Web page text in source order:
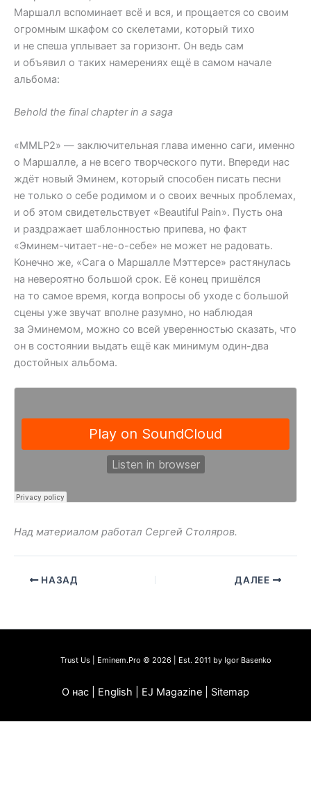
Маршалл вспоминает всё и вся, и прощается со своим
огромным шкафом со скелетами, который тихо
и не спеша уплывает за горизонт. Он ведь сам
и объявил о таких намерениях ещё в самом начале
альбома:
Behold the final chapter in a saga
«MMLP2» — заключительная глава именно саги, именно
о Маршалле, а не всего творческого пути. Впереди нас
ждёт новый Эминем, который способен писать песни
не только о себе родимом и о своих вечных проблемах,
и об этом свидетельствует «Beautiful Pain». Пусть она
и раздражает шаблонностью припева, но факт
«Эминем-читает-не-о-себе» не может не радовать.
Конечно же, «Сага о Маршалле Мэттерсе» растянулась
на невероятно большой срок. Её конец пришёлся
на то самое время, когда вопросы об уходе с большой
сцены уже звучат вполне разумно, но наблюдая
за Эминемом, можно со всей уверенностью сказать, что
он в состоянии выдать ещё как минимум один-два
достойных альбома.
Над материалом работал Сергей Столяров.
НАЗАД ДАЛЕЕ
Trust Us | Eminem.Pro © 2026 | Est. 2011 by Igor Basenko
О нас | English | EJ Magazine | Sitemap